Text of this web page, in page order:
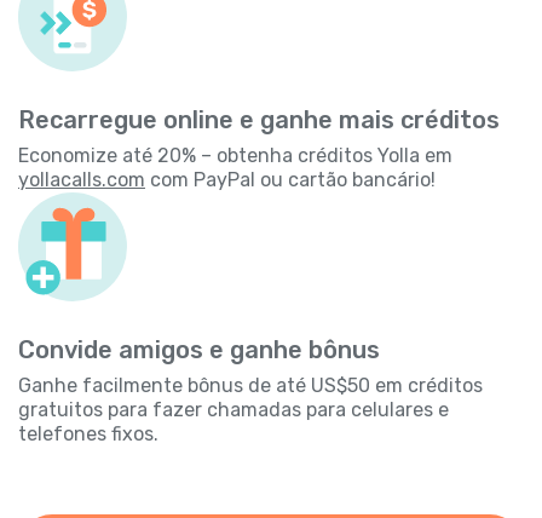
Recarregue online e ganhe mais créditos
Economize até 20% – obtenha créditos Yolla em
yollacalls.com com PayPal ou cartão bancário!
Convide amigos e ganhe bônus
Ganhe facilmente bônus de até US$50 em créditos
gratuitos para fazer chamadas para celulares e
telefones fixos.